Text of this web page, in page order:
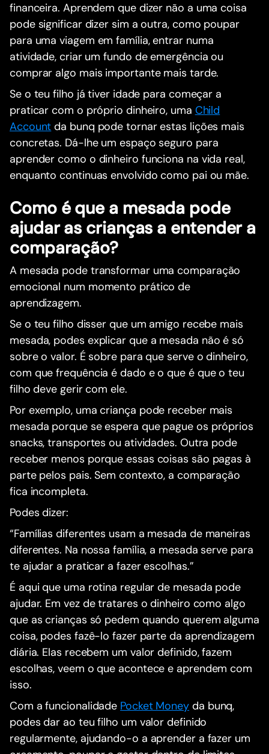
financeira. Aprendem que dizer não a uma coisa
pode significar dizer sim a outra, como poupar
para uma viagem em família, entrar numa
atividade, criar um fundo de emergência ou
comprar algo mais importante mais tarde.
Se o teu filho já tiver idade para começar a
praticar com o próprio dinheiro, uma Child
Account da bunq pode tornar estas lições mais
concretas. Dá-lhe um espaço seguro para
aprender como o dinheiro funciona na vida real,
enquanto continuas envolvido como pai ou mãe.
Como é que a mesada pode
ajudar as crianças a entender a
comparação?
A mesada pode transformar uma comparação
emocional num momento prático de
aprendizagem.
Se o teu filho disser que um amigo recebe mais
mesada, podes explicar que a mesada não é só
sobre o valor. É sobre para que serve o dinheiro,
com que frequência é dado e o que é que o teu
filho deve gerir com ele.
Por exemplo, uma criança pode receber mais
mesada porque se espera que pague os próprios
snacks, transportes ou atividades. Outra pode
receber menos porque essas coisas são pagas à
parte pelos pais. Sem contexto, a comparação
fica incompleta.
Podes dizer:
“Famílias diferentes usam a mesada de maneiras
diferentes. Na nossa família, a mesada serve para
te ajudar a praticar a fazer escolhas.”
É aqui que uma rotina regular de mesada pode
ajudar. Em vez de tratares o dinheiro como algo
que as crianças só pedem quando querem alguma
coisa, podes fazê-lo fazer parte da aprendizagem
diária. Elas recebem um valor definido, fazem
escolhas, veem o que acontece e aprendem com
isso.
Com a funcionalidade Pocket Money da bunq,
podes dar ao teu filho um valor definido
regularmente, ajudando-o a aprender a fazer um